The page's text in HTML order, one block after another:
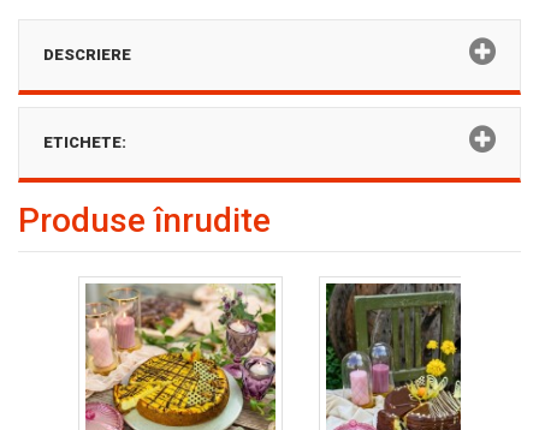
DESCRIERE
ETICHETE:
Produse înrudite